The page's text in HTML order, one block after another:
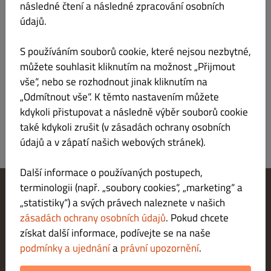
Jméno
Poplatek za donášku
Studénka
Kč 20.00 nad Kč 129.00
Oblast 2
Kč 50.00 nad Kč 250.00
Změnit nastavení souborů cookie
Kontaktuj nás
Zásady ochrany osobních údajů
Podmínky a ujednání
Právní upozornění
METODY PLATBY PŘI DORUČENÍ
následné čtení a následné zpracování osobních
údajů.
S používáním souborů cookie, které nejsou nezbytné,
můžete souhlasit kliknutím na možnost „Přijmout
vše“, nebo se rozhodnout jinak kliknutím na
„Odmítnout vše“. K těmto nastavením můžete
kdykoli přistupovat a následně výběr souborů cookie
také kdykoli zrušit (v zásadách ochrany osobních
údajů a v zápatí našich webových stránek).
Další informace o používaných postupech,
terminologii (např. „soubory cookies“, „marketing“ a
„statistiky“) a svých právech naleznete v našich
zásadách ochrany osobních údajů. Pokud chcete
získat další informace, podívejte se na naše
podmínky a ujednáníaprávní upozornění.